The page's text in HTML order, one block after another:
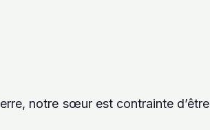
notre sœur est contrainte d’être